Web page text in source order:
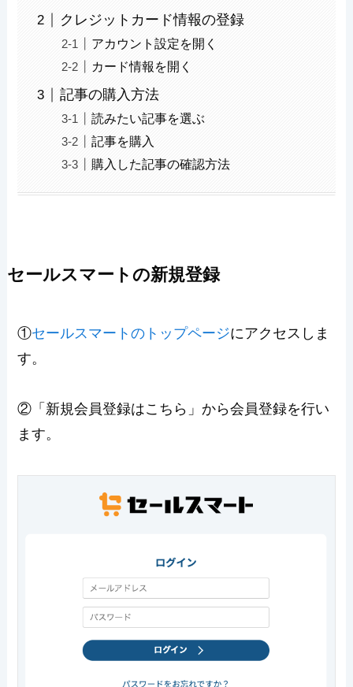
クレジットカード情報の登録
アカウント設定を開く
カード情報を開く
記事の購入方法
読みたい記事を選ぶ
記事を購入
購入した記事の確認方法
セールスマートの新規登録
①セールスマートのトップページにアクセスしま
す。
②「新規会員登録はこちら」から会員登録を行い
ます。